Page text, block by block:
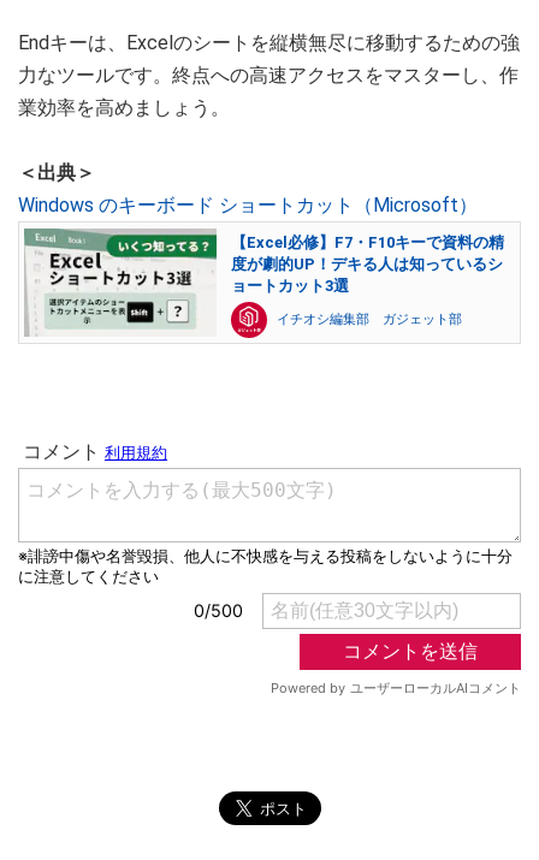
Endキーは、Excelのシートを縦横無尽に移動するための強
力なツールです。終点への高速アクセスをマスターし、作
業効率を高めましょう。
＜出典＞
Windows のキーボード ショートカット（Microsoft）
【Excel必修】F7・F10キーで資料の精
度が劇的UP！デキる人は知っているシ
ョートカット3選
イチオシ編集部 ガジェット部